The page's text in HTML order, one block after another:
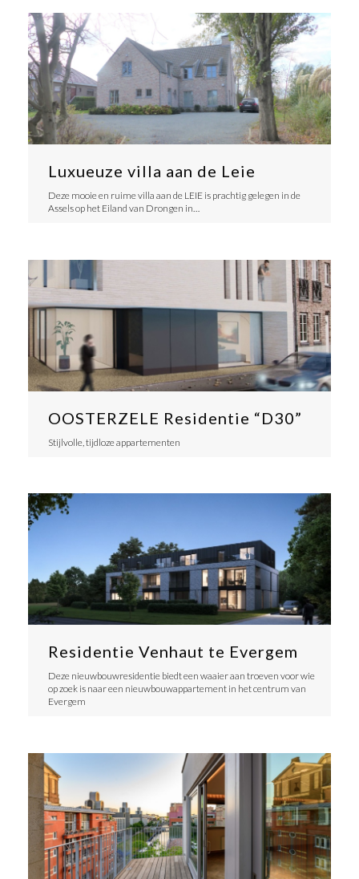
Luxueuze villa aan de Leie
Deze mooie en ruime villa aan de LEIE is prachtig gelegen in de
Assels op het Eiland van Drongen in…
OOSTERZELE Residentie “D30”
Stijlvolle, tijdloze appartementen
Residentie Venhaut te Evergem
Deze nieuwbouwresidentie biedt een waaier aan troeven voor wie
op zoek is naar een nieuwbouwappartement in het centrum van
Evergem